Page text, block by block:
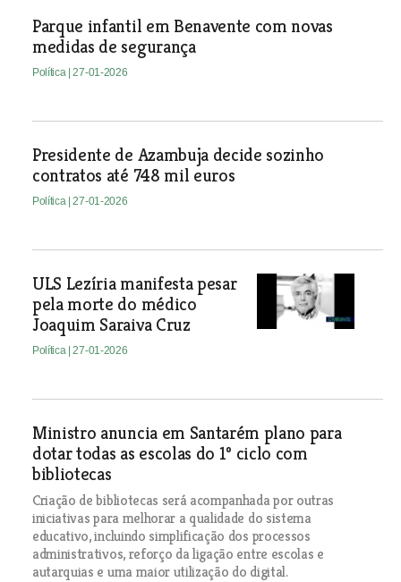
Parque infantil em Benavente com novas
medidas de segurança
Política | 27-01-2026
Presidente de Azambuja decide sozinho
contratos até 748 mil euros
Política | 27-01-2026
ULS Lezíria manifesta pesar
pela morte do médico
Joaquim Saraiva Cruz
Política | 27-01-2026
Ministro anuncia em Santarém plano para
dotar todas as escolas do 1º ciclo com
bibliotecas
Criação de bibliotecas será acompanhada por outras
iniciativas para melhorar a qualidade do sistema
educativo, incluindo simplificação dos processos
administrativos, reforço da ligação entre escolas e
autarquias e uma maior utilização do digital.